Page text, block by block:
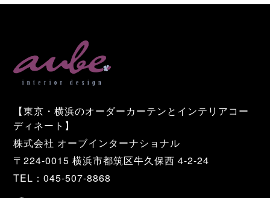
【東京・横浜のオーダーカーテンとインテリアコー
ディネート】
株式会社 オーブインターナショナル
〒224-0015 横浜市都筑区牛久保西 4-2-24
TEL：045-507-8868